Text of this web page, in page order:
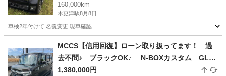
160,000km
木更津駅8月8日
車検2年付けて 名義変更 現車確認
木更津駅 N-BOX
MCCS【信用回復】ローン取り扱ってます！ 過
去不問♪ ブラックOK♪ N-BOXカスタム GLタ
ーボホンダセンシング お問い合わせ大歓迎です
1,380,000円